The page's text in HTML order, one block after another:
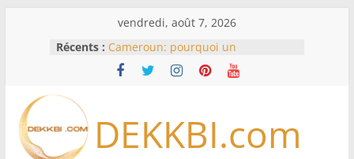
vendredi, août 7, 2026
Récents : Cameroun: pourquoi un
remaniement au sommet de
l’armée alors que Paul Biya est hors
logiciels écrits par l’IA, dominé par
Anthropic et OpenAI
DEKKBI.com